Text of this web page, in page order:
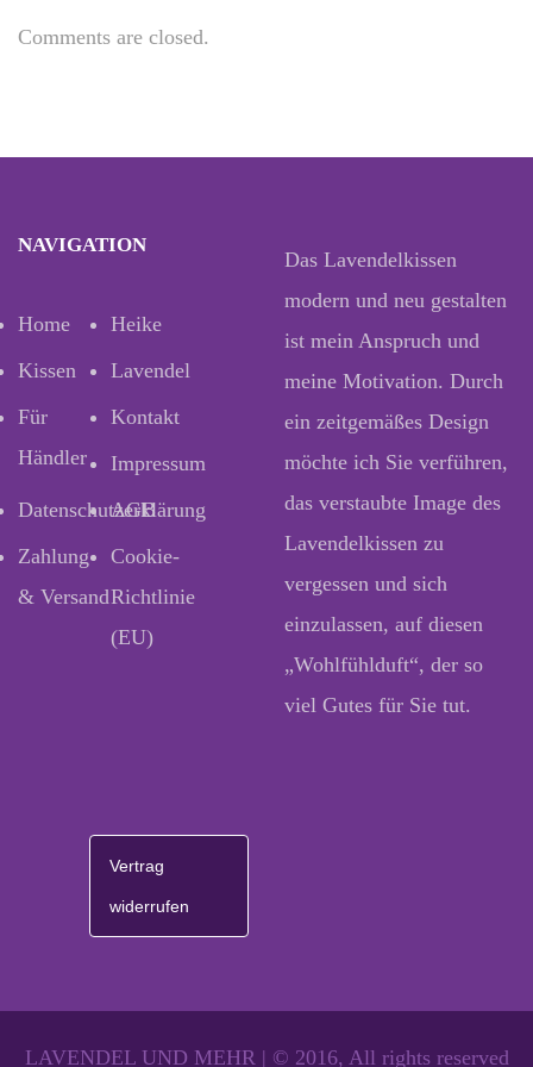
Comments are closed.
NAVIGATION
Home
Heike
Kissen
Lavendel
Für
Händler
Kontakt
Impressum
Datenschutzerklärung
AGB
Zahlung
& Versand
Cookie-
Richtlinie
(EU)
Das Lavendelkissen
modern und neu gestalten
ist mein Anspruch und
meine Motivation. Durch
ein zeitgemäßes Design
möchte ich Sie verführen,
das verstaubte Image des
Lavendelkissen zu
vergessen und sich
einzulassen, auf diesen
„Wohlfühlduft“, der so
viel Gutes für Sie tut.
Vertrag
widerrufen
LAVENDEL UND MEHR | © 2016, All rights reserved